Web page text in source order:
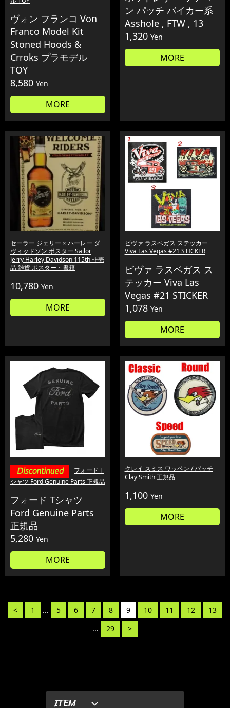
ITEM
ヴォン フランコ Von
Franco Model Kit
Stoned Hoods &
Crroks プラモデル
TOY
8,580 Yen
MORE
ン パッチ バイカー系
Asshole , FTW , 13
1,320 Yen
MORE
セーラー ジェリー × ハーレー ダ
ヴィッドソン ポスター Sailor
Jerry Harley Davidson 115th 非売
品 雑貨 ポスター・書籍
10,780 Yen
MORE
ビヴァ ラスベガス ステッカー
Viva Las Vegas #21 STICKER
ビヴァ ラスベガス ス
テッカー Viva Las
Vegas #21 STICKER
1,078 Yen
MORE
フォード T
シャツ Ford Genuine Parts 正規品
フォード Tシャツ
Ford Genuine Parts
正規品
5,280 Yen
MORE
クレイ スミス ワッペン / パッチ
Clay Smith 正規品
1,100 Yen
MORE
< 1 ... 5 6 7 8 9 10 11 12
13
...
29 >